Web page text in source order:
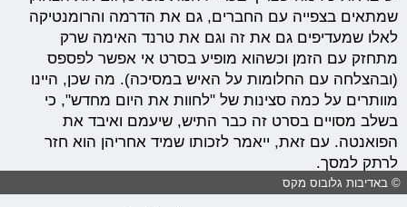
שמתאים בצפייה עם החברים, גם את הדרמה והרומנטיקה
לאלו שמעדיפים גם את זה וגם את טרנד האימה שרק
מתחזק עם הזמן וכשהוא מופיע בסרט אי אפשר לפספס
(ובהצלחה עם החלומות על האיש במסיכה). מה שכן, היינו
מוותרים על כמה סצינות של "לחוות את היום מחדש", כי
בשלב מסויים בסרט זה כבר התיש, שיעמם ואיבד את
הפואנטה. עם זאת, ייאמר לזכותו שמיד אחריהן הוא חזר
לרתק למסך.
© באדיבות גלובוס מקס